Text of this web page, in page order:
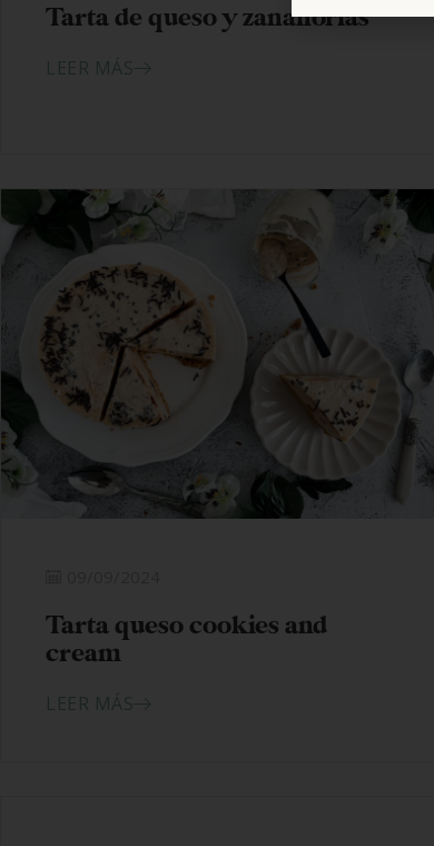
Tarta de queso y zanahorias
LEER MÁS
Tarta queso cookies and
cream
LEER MÁS